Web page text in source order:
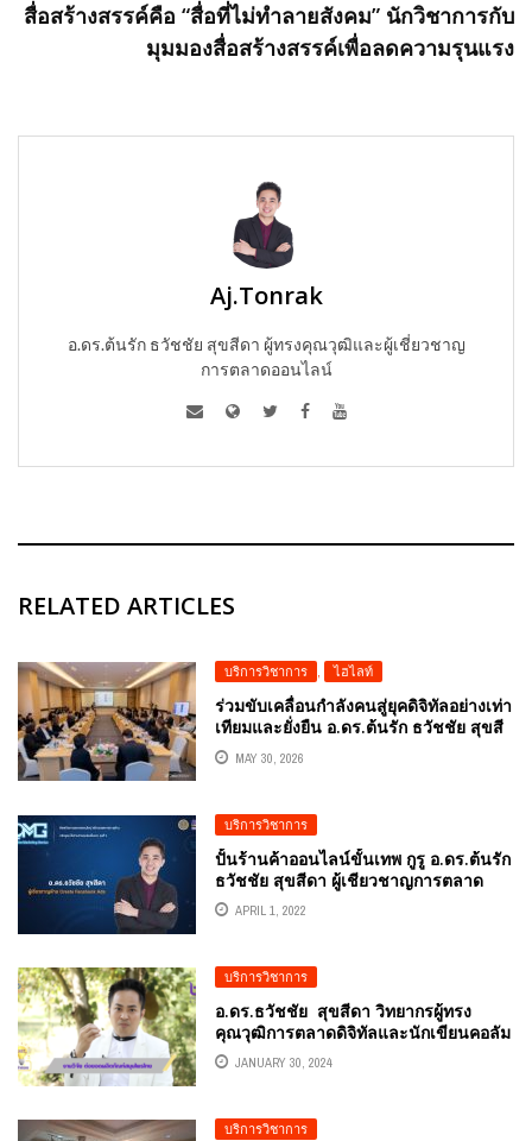
สื่อสร้างสรรค์คือ “สื่อที่ไม่ทำลายสังคม” นักวิชาการกับ
มุมมองสื่อสร้างสรรค์เพื่อลดความรุนแรง
Aj.Tonrak
อ.ดร.ต้นรัก ธวัชชัย สุขสีดา ผู้ทรงคุณวุฒิและผู้เชี่ยวชาญ
การตลาดออนไลน์
RELATED ARTICLES
บริการวิชาการ , ไฮไลท์
ร่วมขับเคลื่อนกำลังคนสู่ยุคดิจิทัลอย่างเท่า
เทียมและยั่งยืน อ.ดร.ต้นรัก ธวัชชัย สุขสี
ดา นักวิชาการอิสาระ วิทยากร ผู้ทรง
คุณวุฒิและอาจารย์สอนด้านพัฒนาทักษะ
LITERACYได้รับเชิญจาก สำนักงานคณะ
กรรมการดิจิทัลเพื่อเศรษฐกิจและสังคม
แห่งชาติ (สดช.) BDE OFFICE OF THE
NATIONAL BOARD OF DIGITAL
ECONOMY AND SOCIETY
MAY 30, 2026
บริการวิชาการ
ปั้นร้านค้าออนไลน์ขั้นเทพ กูรู อ.ดร.ต้นรัก
ธวัชชัย สุขสีดา ผู้เชียวชาญการตลาด
ออนไลน์ CREATE FACEBOOK ADS กรม
พัฒนาธุรกิจการค้า กระทรวงพาณิชย์
APRIL 1, 2022
บริการวิชาการ
อ.ดร.ธวัชชัย สุขสีดา วิทยากรผู้ทรง
คุณวุฒิการตลาดดิจิทัลและนักเขียนคอลัม
นิสต์หนังสือพิมพ์ อปท.นิวส์ แบ่งปันงาน
ให้การสัมภาษณ์ งานวิจัย ต่อยอด
คำตอบ
JANUARY 30, 2024
บริการวิชาการ